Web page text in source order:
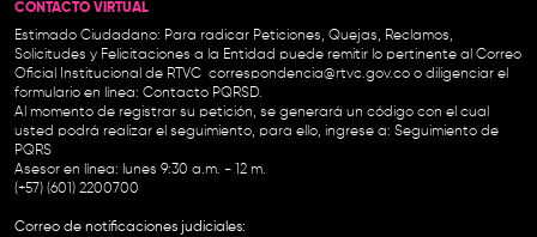
CONTACTO VIRTUAL
Estimado Ciudadano: Para radicar Peticiones, Quejas, Reclamos,
Solicitudes y Felicitaciones a la Entidad puede remitir lo pertinente al Correo
Oficial Institucional de RTVC correspondencia@rtvc.gov.co o diligenciar el
formulario en línea: Contacto PQRSD.
Al momento de registrar su petición, se generará un código con el cual
usted podrá realizar el seguimiento, para ello, ingrese a: Seguimiento de
PQRS
Asesor en línea: lunes 9:30 a.m. - 12 m.
(+57) (601) 2200700
Correo de notificaciones judiciales: